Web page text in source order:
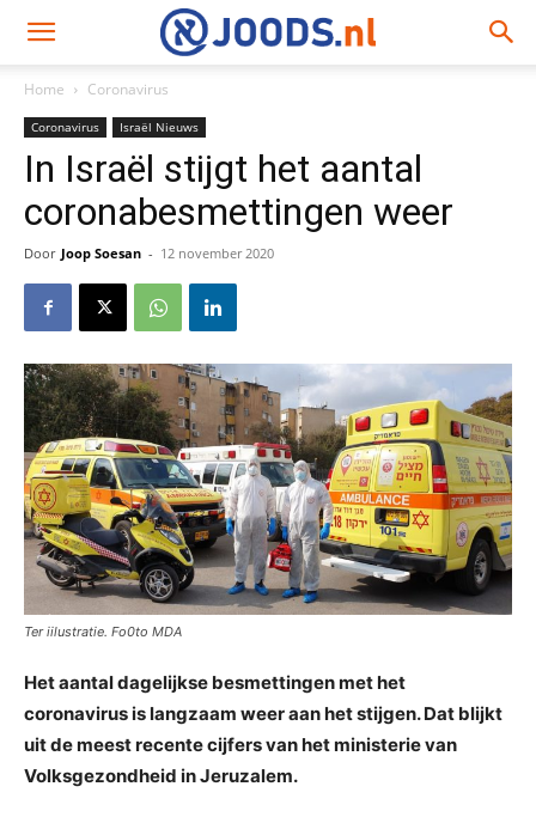
Home Coronavirus
Coronavirus Israël Nieuws
In Israël stijgt het aantal
coronabesmettingen weer
Door Joop Soesan - 12 november 2020
Ter iilustratie. Fo0to MDA
Het aantal dagelijkse besmettingen met het
coronavirus is langzaam weer aan het stijgen. Dat blijkt
uit de meest recente cijfers van het ministerie van
Volksgezondheid in Jeruzalem.